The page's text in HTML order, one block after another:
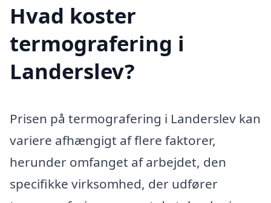
Hvad koster
termografering i
Landerslev?
Prisen på termografering i Landerslev kan
variere afhængigt af flere faktorer,
herunder omfanget af arbejdet, den
specifikke virksomhed, der udfører